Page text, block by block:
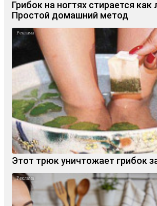
Грибок на ногтях стирается как
Простой домашний метод
Этот трюк уничтожает грибок